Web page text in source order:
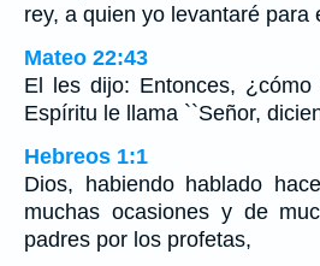
rey, a quien yo levantaré para
Mateo 22:43
El les dijo: Entonces,
Espíritu le llama ``Señor,
Hebreos 1:1
Dios, habiendo hablado
muchas ocasiones y de
padres por los profetas,